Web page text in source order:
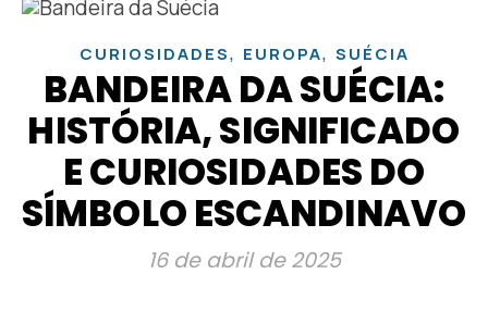
CURIOSIDADES, EUROPA, SUÉCIA
BANDEIRA DA SUÉCIA:
HISTÓRIA, SIGNIFICADO
E CURIOSIDADES DO
SÍMBOLO ESCANDINAVO
16 de abril de 2025